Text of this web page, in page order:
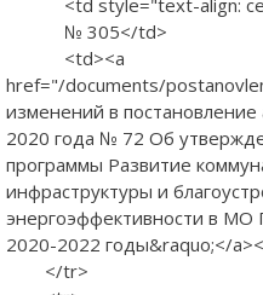
№ 305</td>
<td><a
href="/documents/
изменений в
2020 года № 72 Об
программы Развитие
инфраструктуры и
энергоэффективности в МО
2020-2022 годы&raquo;</
</tr>